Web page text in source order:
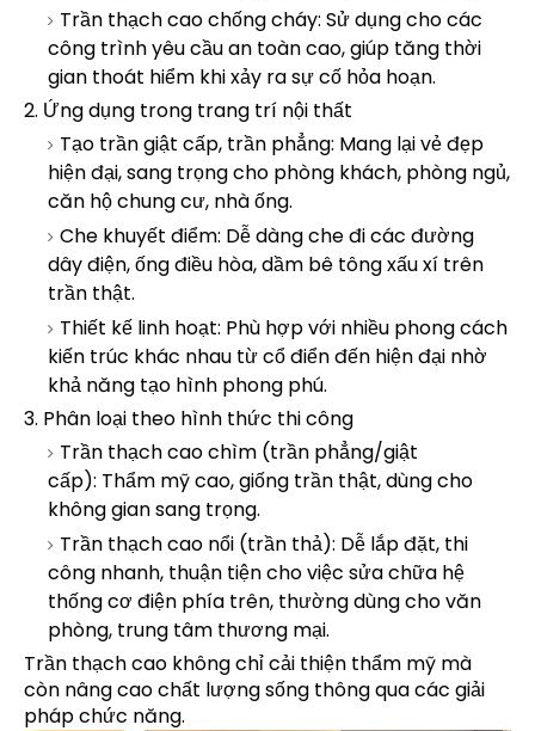
Trần thạch cao chống cháy: Sử dụng cho các
công trình yêu cầu an toàn cao, giúp tăng thời
gian thoát hiểm khi xảy ra sự cố hỏa hoạn.
2. Ứng dụng trong trang trí nội thất
Tạo trần giật cấp, trần phẳng: Mang lại vẻ đẹp
hiện đại, sang trọng cho phòng khách, phòng ngủ,
căn hộ chung cư, nhà ống.
Che khuyết điểm: Dễ dàng che đi các đường
dây điện, ống điều hòa, dầm bê tông xấu xí trên
trần thật.
Thiết kế linh hoạt: Phù hợp với nhiều phong cách
kiến trúc khác nhau từ cổ điển đến hiện đại nhờ
khả năng tạo hình phong phú.
3. Phân loại theo hình thức thi công
Trần thạch cao chìm (trần phẳng/giật
cấp): Thẩm mỹ cao, giống trần thật, dùng cho
không gian sang trọng.
Trần thạch cao nổi (trần thả): Dễ lắp đặt, thi
công nhanh, thuận tiện cho việc sửa chữa hệ
thống cơ điện phía trên, thường dùng cho văn
phòng, trung tâm thương mại.
Trần thạch cao không chỉ cải thiện thẩm mỹ mà
còn nâng cao chất lượng sống thông qua các giải
pháp chức năng.